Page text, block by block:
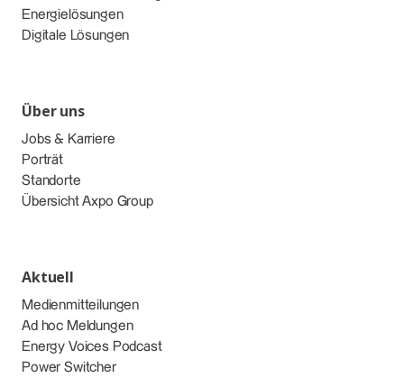
Energielösungen
Digitale Lösungen
Über uns
Jobs & Karriere
Porträt
Standorte
Übersicht Axpo Group
Aktuell
Medienmitteilungen
Ad hoc Meldungen
Energy Voices Podcast
Power Switcher